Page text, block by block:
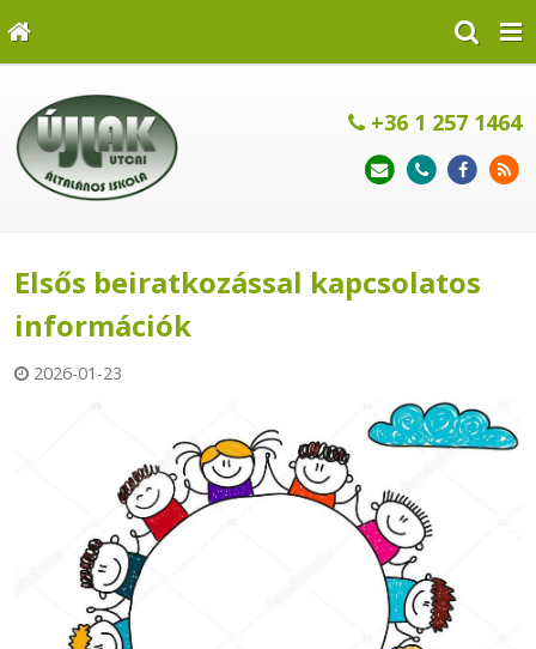
+36 1 257 1464
Elsős beiratkozással kapcsolatos
információk
2026-01-23